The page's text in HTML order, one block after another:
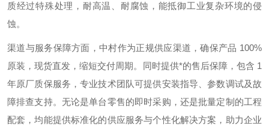
质经过特殊处理，耐高温、耐腐蚀，能抵御工业复杂环境的侵
蚀。
渠道与服务保障方面，中村作为正规供应渠道，确保产品 100%
原装，现货直发，缩短交付周期。同时提供*的售后保障，包含 1
年原厂质保服务，专业技术团队可提供安装指导、参数调试及故
障排查支持。无论是单台零售的即时采购，还是批量定制的工程
配套，均能提供标准化的供应服务与个性化解决方案，助力企业